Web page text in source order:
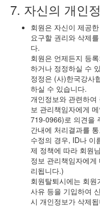
7. 자신의 개인
회원은 자신이 제공
요구할 권리와 삭제
다.
회원은 언제든지 등
하거나 정정하실 수
정정은 (사)한국강사
하실 수 있습니다.
개인정보와 관련하여
보 관리책임자에게 메
719-0966)로 의견을
간내에 처리결과를
수정의 경우, ID나 이
제 정책에 따라 회원
정보 관리책임자에
리됩니다.)
회원탈퇴시에는 회
사유 등을 기입하여
시 개인정보가 삭제